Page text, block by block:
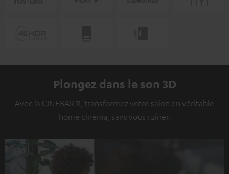
Plongez dans le son 3D
Avec la CINEBAR 11, transformez votre salon en véritable
home cinéma, sans vous ruiner.